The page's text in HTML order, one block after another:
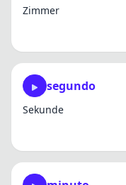
Zimmer
segundo
Sekunde